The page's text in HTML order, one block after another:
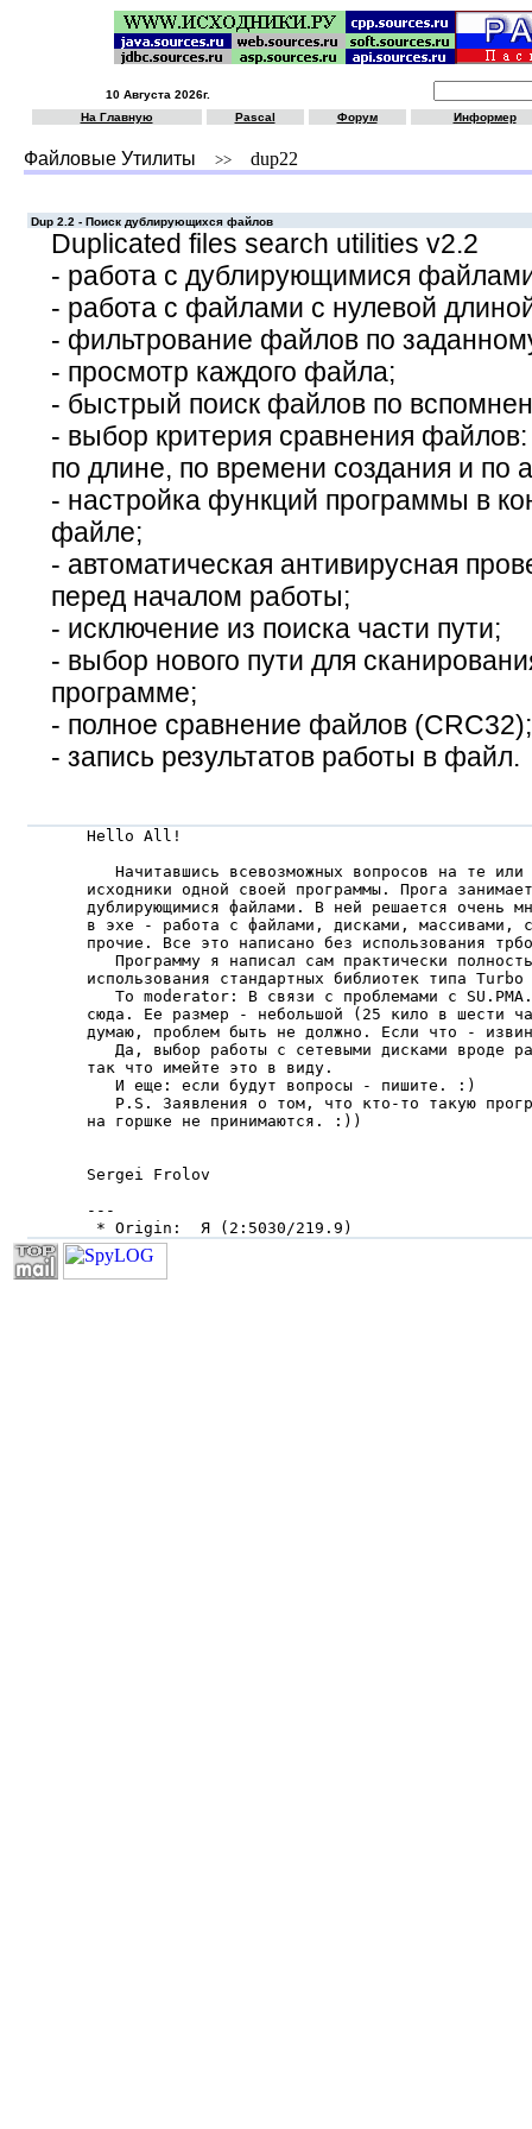
10 Августа 2026г.
На Главную
Pascal Форум Информер
Файловые Утилиты >> dup22
Dup 2.2 - Поиск дублирующихся файлов
Duplicated files search utilities v2.2
- работа с дублирующимися
- работа с файлами с нулевой
- фильтрование файлов по
- просмотр каждого файла;
- быстрый поиск файлов по
- выбор критерия сравнения файлов:
по длине, по времени создания и по
- настройка функций программы в
файле;
- автоматическая антивирусная
перед началом работы;
- исключение из поиска части пути;
- выбор нового пути для
программе;
- полное сравнение файлов (CRC32);
- запись результатов работы в файл.
Hello All!
Hачитавшись всевозможных вопросов на те
исходники одной своей программы. Прога
дублирующимися файлами. В ней решается очень
в эхе - работа с файлами, дисками, массивами,
прочие. Все это написано без использования
Программу я написал сам практически
использования стандартных библиотек типа
To moderator: В связи с проблемами с
сюда. Ее размер - небольшой (25 кило в шести
думаю, проблем быть не должно. Если что -
Да, выбор работы с сетевыми дисками вроде
так что имейте это в виду.
   И еще: если будут вопросы - пишите. :)
P.S. Заявления о том, что кто-то такую
на горшке не принимаются. :))
Sergei Frolov
---
* Origin:  Я (2:5030/219.9)